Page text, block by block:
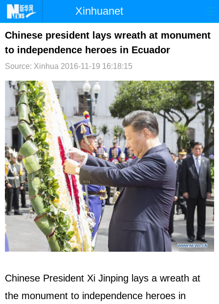
Xinhuanet
首页 时政 国际 港澳
台湾 财经 法治
文娱 图片 视频 论坛
博客 微博
Chinese president lays wreath at monument
to independence heroes in Ecuador
Source: Xinhua 2016-11-19 16:18:15
Chinese President Xi Jinping lays a wreath at
the monument to independence heroes in